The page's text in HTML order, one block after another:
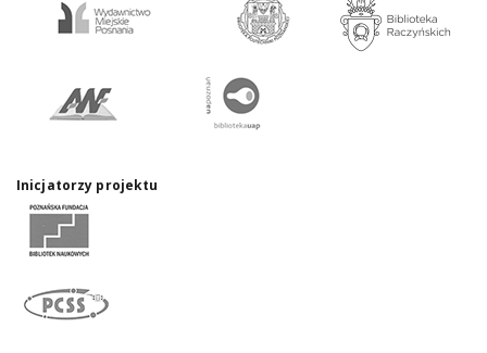
Inicjatorzy projektu